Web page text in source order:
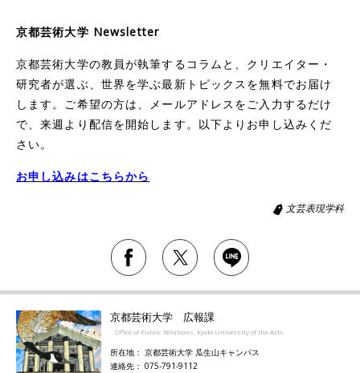
京都芸術大学 Newsletter
京都芸術大学の教員が執筆するコラムと、クリエイター・
研究者が選ぶ、世界を学ぶ最新トピックスを無料でお届け
します。ご希望の方は、メールアドレスをご入力するだけ
で、来週より配信を開始します。以下よりお申し込みくだ
さい。
お申し込みはこちらから
文芸表現学科
京都芸術大学 広報課
Office of Public Relations, Kyoto University of the Arts
所在地： 京都芸術大学 瓜生山キャンパス
連絡先： 075-791-9112